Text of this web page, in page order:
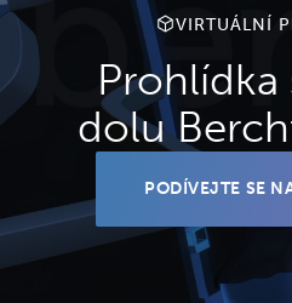
VIRTUÁLNÍ
dolu
PODÍVEJTE SE